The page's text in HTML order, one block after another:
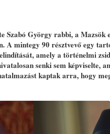
Szabó György rabbi, a Mazsök
A mintegy 90 résztvevő egy
amely a történelmi
senki sem képviselte,
kaptak arra, hogy